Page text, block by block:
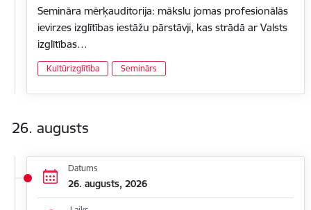
Semināra mērķauditorija: mākslu jomas profesionālās
ievirzes izglītības iestāžu pārstāvji, kas strādā ar Valsts
izglītības…
Kultūrizglītība Seminārs
26. augusts
Datums
26. augusts, 2026